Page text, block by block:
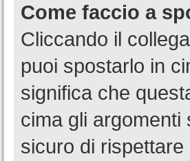
Come faccio a
Cliccando il
puoi spostarlo in
significa che
cima gli argomenti
sicuro di